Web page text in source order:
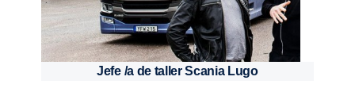
Jefe /a de taller Scania Lugo